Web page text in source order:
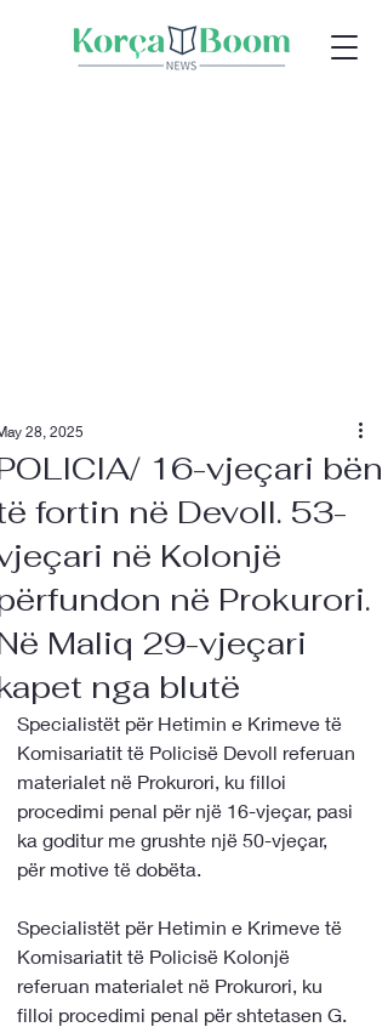
16-vjeçari bën
fortin në Devoll. 53-
në Kolonjë
në Prokurori.
Maliq 29-vjeçari
nga blutë
28, 2025
Specialistët për Hetimin e Krimeve të
Komisariatit të Policisë Devoll referuan
materialet në Prokurori, ku filloi
procedimi penal për një 16-vjeçar, pasi
ka goditur me grushte një 50-vjeçar,
për motive të dobëta.
Specialistët për Hetimin e Krimeve të
Komisariatit të Policisë Kolonjë
referuan materialet në Prokurori, ku
filloi procedimi penal për shtetasen G.